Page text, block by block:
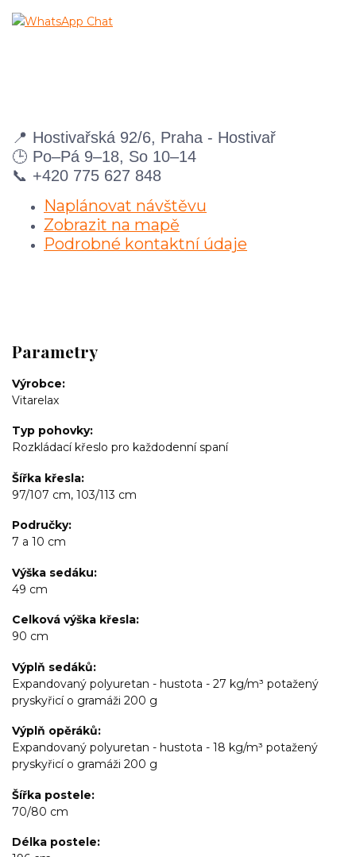
📍 Hostivařská 92/6, Praha - Hostivař
🕒 Po–Pá 9–18, So 10–14
📞 +420 775 627 848
Naplánovat návštěvu
Zobrazit na mapě
Podrobné kontaktní údaje
Parametry
Výrobce
Vitarelax
Typ pohovky
Rozkládací křeslo pro každodenní spaní
Šířka křesla
97/107 cm, 103/113 cm
Područky
7 a 10 cm
Výška sedáku
49 cm
Celková výška křesla
90 cm
Výplň sedáků
Expandovaný polyuretan - hustota - 27 kg/m³ potažený
pryskyřicí o gramáži 200 g
Výplň opěráků
Expandovaný polyuretan - hustota - 18 kg/m³ potažený
pryskyřicí o gramáži 200 g
Šířka postele
70/80 cm
Délka postele